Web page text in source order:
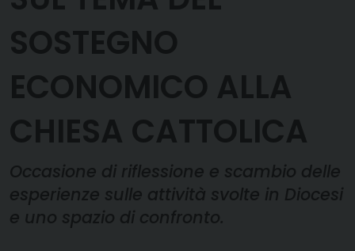
SOSTEGNO
ECONOMICO ALLA
CHIESA CATTOLICA
Occasione di riflessione e scambio delle
esperienze sulle attività svolte in Diocesi
e uno spazio di confronto.